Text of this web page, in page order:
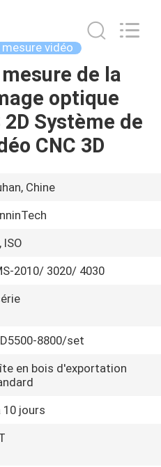
vidéo
de la
optique
Système de
CNC 3D
Chine
ISO
2010/ 3020/ 4030
8800/set
en bois d'exportation
10 jours